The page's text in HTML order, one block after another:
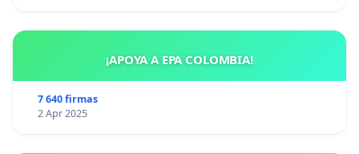
¡APOYA A EPA COLOMBIA!
7 640 firmas
2 Apr 2025